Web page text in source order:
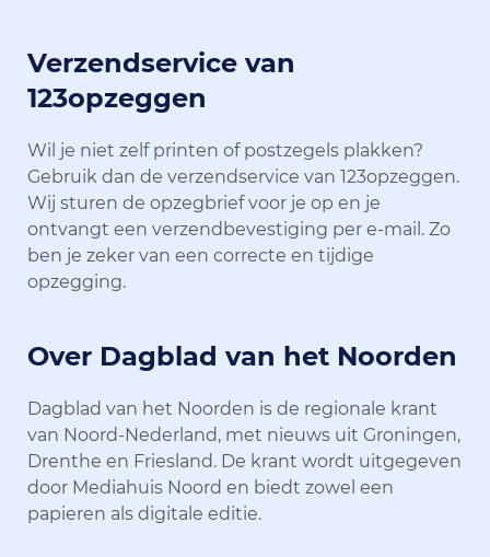
Verzendservice van
123opzeggen
Wil je niet zelf printen of postzegels plakken?
Gebruik dan de verzendservice van 123opzeggen.
Wij sturen de opzegbrief voor je op en je
ontvangt een verzendbevestiging per e-mail. Zo
ben je zeker van een correcte en tijdige
opzegging.
Over Dagblad van het Noorden
Dagblad van het Noorden is de regionale krant
van Noord-Nederland, met nieuws uit Groningen,
Drenthe en Friesland. De krant wordt uitgegeven
door Mediahuis Noord en biedt zowel een
papieren als digitale editie.